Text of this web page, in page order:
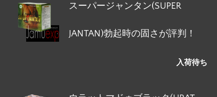
スーパージャンタン(SUPER
JANTAN)勃起時の固さが評判！
入荷待ち